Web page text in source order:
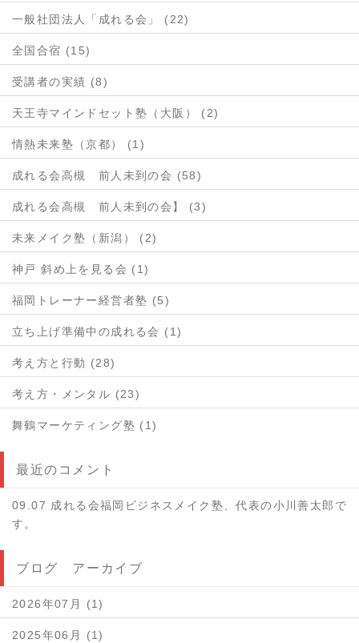
一般社団法人「成れる会」 (22)
全国合宿 (15)
受講者の実績 (8)
天王寺マインドセット塾（大阪） (2)
情熱未来塾（京都） (1)
成れる会高槻 前人未到の会 (58)
成れる会高槻 前人未到の会】 (3)
未来メイク塾（新潟） (2)
神戸 斜め上を見る会 (1)
福岡トレーナー経営者塾 (5)
立ち上げ準備中の成れる会 (1)
考え方と行動 (28)
考え方・メンタル (23)
舞鶴マーケティング塾 (1)
最近のコメント
09.07 成れる会福岡ビジネスメイク塾、代表の小川善太郎で
す。
ブログ アーカイブ
2026年07月 (1)
2025年06月 (1)